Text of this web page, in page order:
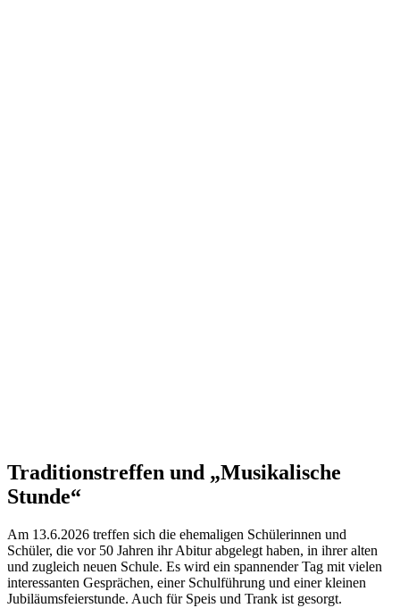
Traditionstreffen und „Musikalische
Stunde“
Am 13.6.2026 treffen sich die ehemaligen Schülerinnen und
Schüler, die vor 50 Jahren ihr Abitur abgelegt haben, in ihrer alten
und zugleich neuen Schule. Es wird ein spannender Tag mit vielen
interessanten Gesprächen, einer Schulführung und einer kleinen
Jubiläumsfeierstunde. Auch für Speis und Trank ist gesorgt.